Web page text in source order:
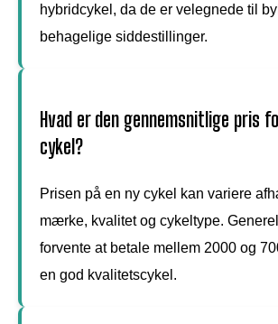
hybridcykel, da de er velegnede til
behagelige siddestillinger.
Hvad er den gennemsnitlige pris
cykel?
Prisen på en ny cykel kan variere
mærke, kvalitet og cykeltype.
forvente at betale mellem 2000 og
en god kvalitetscykel.